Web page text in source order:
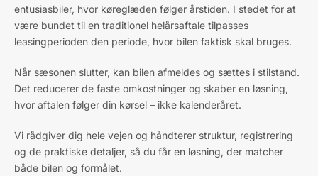
entusiasbiler, hvor køreglæden følger årstiden. I stedet for at
være bundet til en traditionel helårsaftale tilpasses
leasingperioden den periode, hvor bilen faktisk skal bruges.
Når sæsonen slutter, kan bilen afmeldes og sættes i stilstand.
Det reducerer de faste omkostninger og skaber en løsning,
hvor aftalen følger din kørsel – ikke kalenderåret.
Vi rådgiver dig hele vejen og håndterer struktur, registrering
og de praktiske detaljer, så du får en løsning, der matcher
både bilen og formålet.